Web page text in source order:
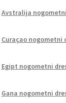
Avstralija nogometni
Curaçao nogometni
Egipt nogometni
Gana nogometni